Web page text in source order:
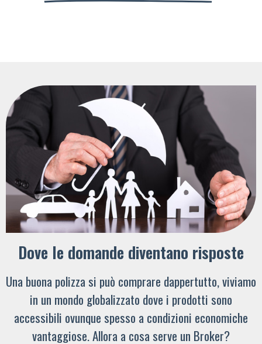
Dove le domande diventano risposte
Una buona polizza si può comprare dappertutto, viviamo
in un mondo globalizzato dove i prodotti sono
accessibili ovunque spesso a condizioni economiche
vantaggiose. Allora a cosa serve un Broker?